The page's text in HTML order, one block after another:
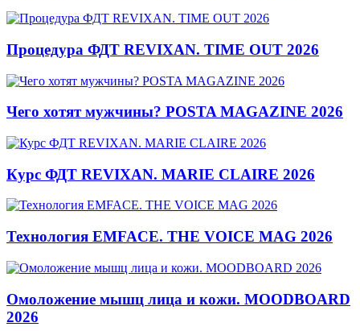
Процедура ФДТ REVIXAN. TIME OUT 2026
Чего хотят мужчины? POSTA MAGAZINE 2026
Курс ФДТ REVIXAN. MARIE CLAIRE 2026
Технология EMFACE. THE VOICE MAG 2026
Омоложение мышц лица и кожи. MOODBOARD
2026